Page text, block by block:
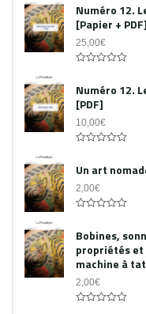
Numéro 12.
[Papier + PDF]
25,00€
out
of
5
Numéro 12.
[PDF]
10,00€
out
of
5
Un art
2,00€
out
of
5
Bobines,
propriétés et
machine à
2,00€